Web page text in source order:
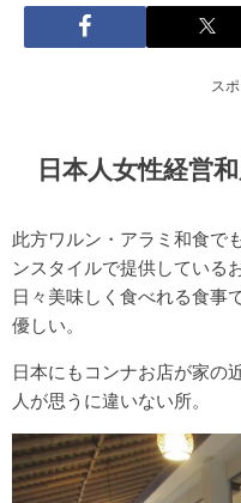
ス
日本人女性経営
此方ワルン・アラミ和食で
ンスタイルで提供している
日々美味しく食べれる食事
優しい。
日本にもコンナお店が家の
人が思うに違いない所。